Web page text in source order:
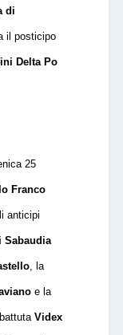
di
il posticipo
Delta Po
25
Franco
anticipi
Sabaudia
, la
e la
Videx